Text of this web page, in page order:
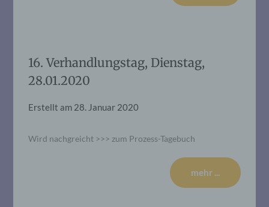
16. Verhandlungstag, Dienstag,
28.01.2020
Erstellt am 28. Januar 2020
Wird nachgreicht >>> zum Prozess-Tagebuch
mehr ...